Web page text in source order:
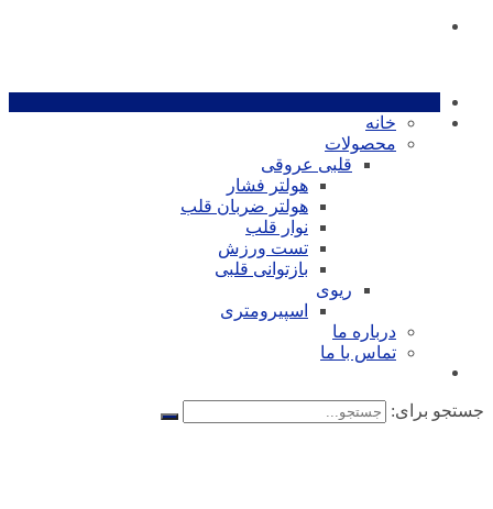
خانه
محصولات
قلبی عروقی
هولتر فشار
هولتر ضربان قلب
نوار قلب
تست ورزش
بازتوانی قلبی
ریوی
اسپیرومتری
درباره ما
تماس با ما
جستجو برای: